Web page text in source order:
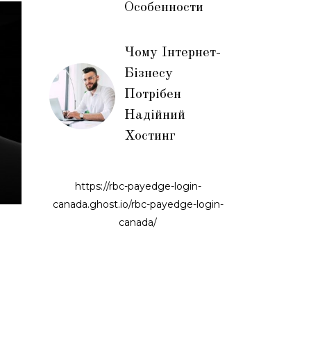
Особенности
Чому Інтернет-
Бізнесу
Потрібен
Надійний
Хостинг
https://rbc-payedge-login-
canada.ghost.io/rbc-payedge-login-
canada/